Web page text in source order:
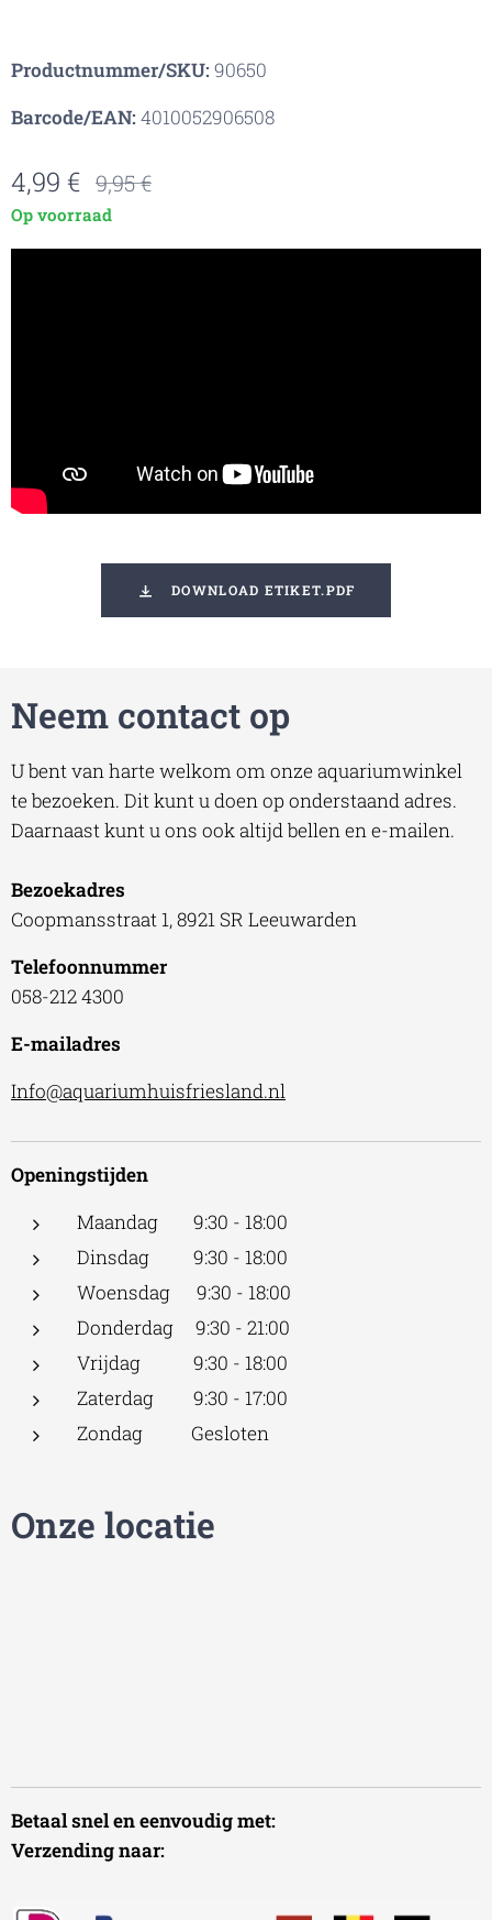
Productnummer/SKU:90650
Barcode/EAN:4010052906508
4,99 € 9,95€
Op voorraad
DOWNLOAD ETIKET.PDF
Neem contact op
U bent van harte welkom om onze aquariumwinkel
te bezoeken. Dit kunt u doen op onderstaand adres.
Daarnaast kunt u ons ook altijd bellen en e-mailen.
Bezoekadres
Coopmansstraat 1, 8921 SR Leeuwarden
Telefoonnummer
058-212 4300
E-mailadres
Info@aquariumhuisfriesland.nl
Openingstijden
Maandag 9:30 - 18:00
Dinsdag 9:30 - 18:00
Woensdag 9:30 - 18:00
Donderdag 9:30 - 21:00
Vrijdag 9:30 - 18:00
Zaterdag 9:30 - 17:00
Zondag Gesloten
Onze locatie
Betaal snel en eenvoudig met:
Verzending naar: